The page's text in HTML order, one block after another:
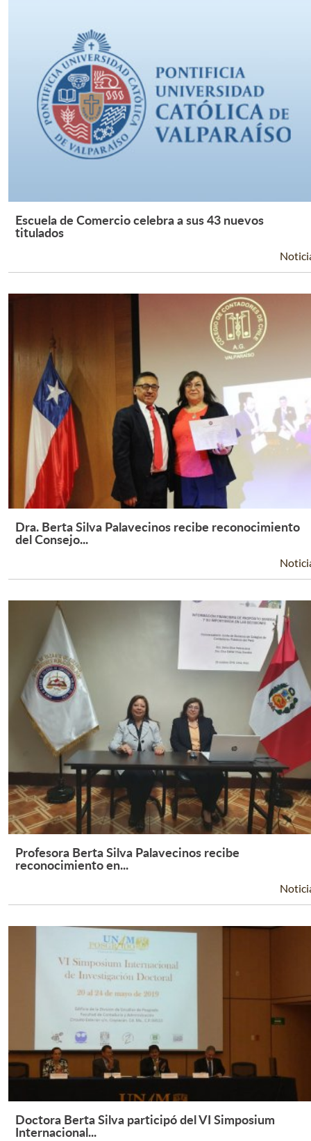
Leer Más +
Escuela de Comercio celebra a sus 43 nuevos
titulados
Leer Más +
Dra. Berta Silva Palavecinos recibe reconocimiento
del Consejo...
Leer Más +
Profesora Berta Silva Palavecinos recibe
reconocimiento en...
Leer Más +
Doctora Berta Silva participó del VI Simposium
Internacional...